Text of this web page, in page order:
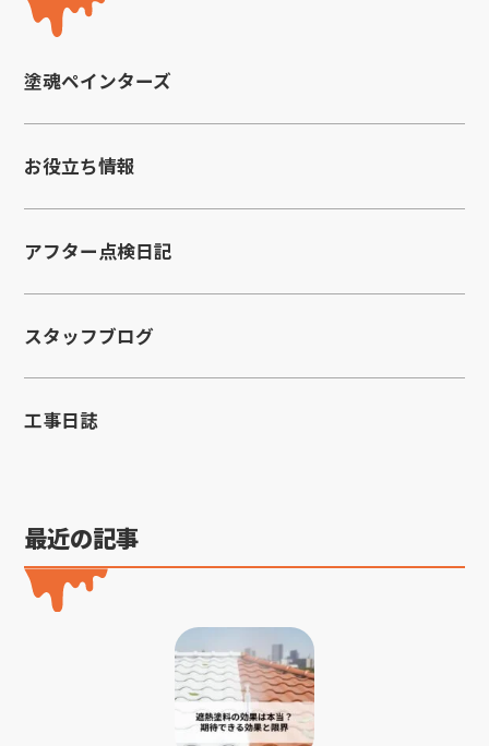
塗魂ペインターズ
お役立ち情報
アフター点検日記
スタッフブログ
工事日誌
最近の記事